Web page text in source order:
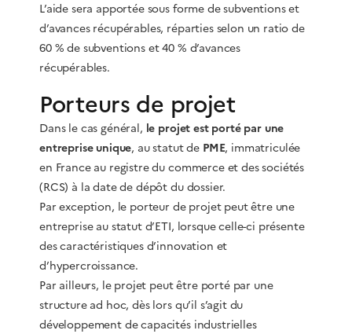
L’aide sera apportée sous forme de subventions et
d’avances récupérables, réparties selon un ratio de
60 % de subventions et 40 % d’avances
récupérables.
Porteurs de projet
Dans le cas général, le projet est porté par une
entreprise unique, au statut de PME, immatriculée
en France au registre du commerce et des sociétés
(RCS) à la date de dépôt du dossier.
Par exception, le porteur de projet peut être une
entreprise au statut d’ETI, lorsque celle-ci présente
des caractéristiques d’innovation et
d’hypercroissance.
Par ailleurs, le projet peut être porté par une
structure ad hoc, dès lors qu’il s’agit du
développement de capacités industrielles